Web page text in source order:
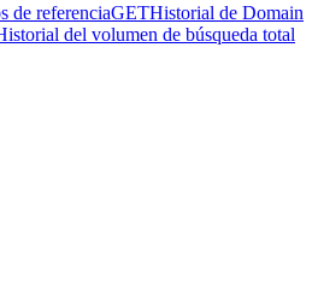
de referenciaGETHistorial de Domain
del volumen de búsqueda total